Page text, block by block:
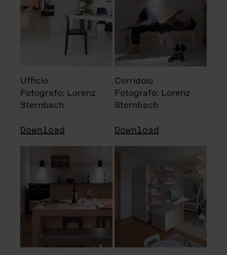
Ufficio
Fotografo: Lorenz
Sternbach
Download
Corridoio
Fotografo: Lorenz
Sternbach
Download